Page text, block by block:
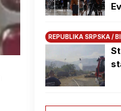
REPUBLIKA SRPSKA /